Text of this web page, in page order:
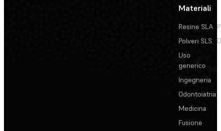
Materiali
Resine SLA
Polveri SLS
Uso
generico
Ingegneria
Odontoiatria
Medicina
Fusione